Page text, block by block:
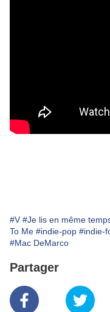
#V #Je lis en même
To Me #indie-pop #indie-
#Mac DeMarco
Partager